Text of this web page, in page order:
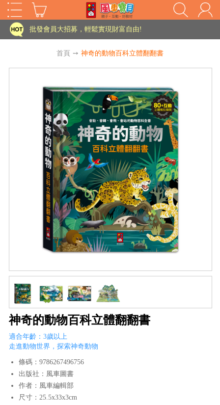
HOT
家長樂了!「風車書版集團暨FOOD超人企業總部」目前正興建中!
批發會員大招募，輕鬆實現財富自由!
老師您好!!幼教會員火熱招募中~
海外購物免煩惱！點我查看『海外購物流程說明』
批發會員大招募，輕鬆實現財富自由!
老師您好!!幼教會員火熱招募中~
海外購物免煩惱！點我查看『海外購物流程說明』
首頁 ➙ 神奇的動物百科立體翻翻書
神奇的動物百科立體翻翻書
適合年齡：3歲以上
走進動物世界，探索神奇動物
條碼：9786267496756
出版社：風車圖書
作者：風車編輯部
尺寸：25.5x33x3cm